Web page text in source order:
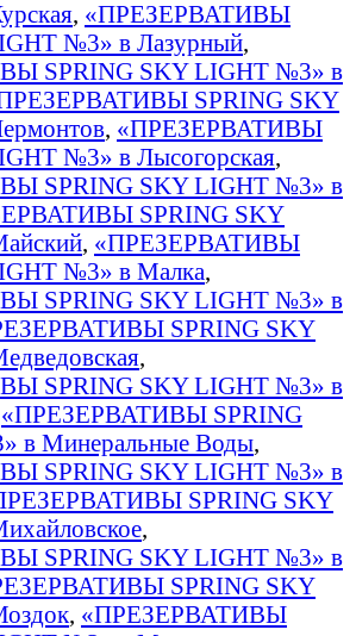
, «ПРЕЗЕРВАТИВЫ
№3» в Лазурный,
SPRING SKY LIGHT №3» в
SPRING SKY
, «ПРЕЗЕРВАТИВЫ
№3» в Лысогорская,
SPRING SKY LIGHT №3» в
SPRING SKY
, «ПРЕЗЕРВАТИВЫ
№3» в Малка,
SPRING SKY LIGHT №3» в
SPRING SKY
,
SPRING SKY LIGHT №3» в
«ПРЕЗЕРВАТИВЫ SPRING
в Минеральные Воды,
SPRING SKY LIGHT №3» в
SPRING SKY
,
SPRING SKY LIGHT №3» в
SPRING SKY
, «ПРЕЗЕРВАТИВЫ